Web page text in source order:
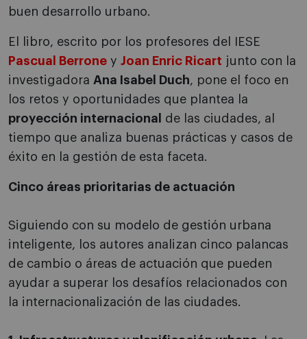
buen desarrollo urbano.
El libro, escrito por los profesores del IESE
Pascual Berrone y Joan Enric Ricart junto con la
investigadora Ana Isabel Duch, pone el foco en
los retos y oportunidades que plantea la
proyección internacional
de las ciudades, al
tiempo que analiza buenas prácticas y casos de
éxito en la gestión de esta faceta.
Cinco áreas prioritarias de actuación
Siguiendo con su modelo de gestión urbana
inteligente, los autores analizan cinco palancas
de cambio o áreas de actuación que pueden
ayudar a superar los desafíos relacionados con
la internacionalización de las ciudades.